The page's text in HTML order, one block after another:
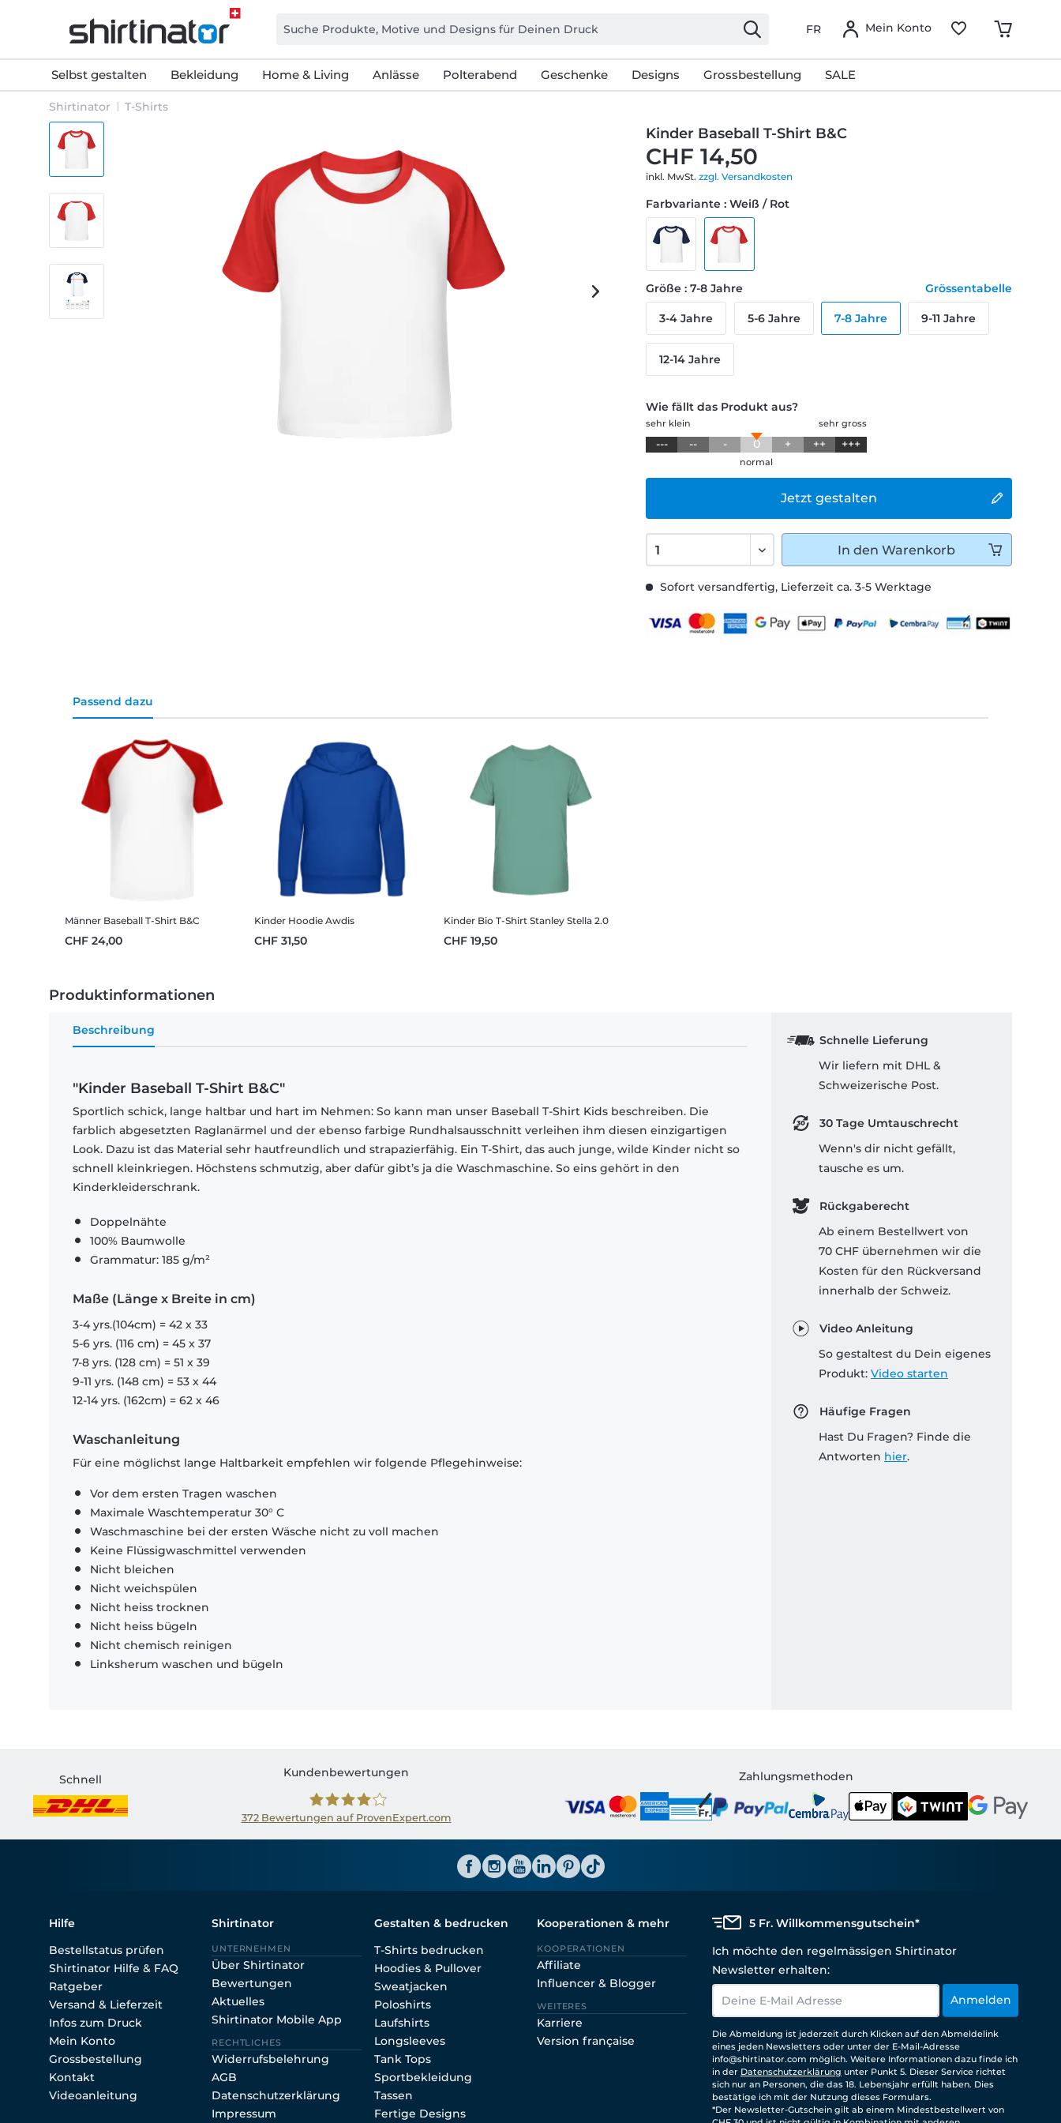
FR Mein Konto
Selbst gestalten Bekleidung Home & Living Anlässe Polterabend Geschenke Designs Grossbestellung SALE
Shirtinator T-Shirts
Kinder Baseball T-Shirt B&C
CHF 14,50
inkl. MwSt.zzgl. Versandkosten
Sofort versandfertig, Lieferzeit ca. 3-5 Werktage
Jetzt gestalten
Farbvariante : Weiß / Rot
Größe : 7-8 Jahre Grössentabelle
3-4 Jahre 5-6 Jahre 7-8 Jahre 9-11 Jahre
12-14 Jahre
Wie fällt das Produkt aus?
sehr gross
sehr klein
--- -- - 0 + ++ +++
normal
In den Warenkorb
Passend dazu
Männer Baseball T-Shirt B&C
CHF 24,00
Kinder Hoodie Awdis
CHF 31,50
Kinder Bio T-Shirt Stanley Stella 2.0
CHF 19,50
Produktinformationen
Beschreibung
"Kinder Baseball T-Shirt B&C"
Sportlich schick, lange haltbar und hart im Nehmen: So kann man unser Baseball T-Shirt Kids beschreiben. Die
farblich abgesetzten Raglanärmel und der ebenso farbige Rundhalsausschnitt verleihen ihm diesen einzigartigen
Look. Dazu ist das Material sehr hautfreundlich und strapazierfähig. Ein T-Shirt, das auch junge, wilde Kinder nicht so
schnell kleinkriegen. Höchstens schmutzig, aber dafür gibt’s ja die Waschmaschine. So eins gehört in den
Kinderkleiderschrank.
Doppelnähte
100% Baumwolle
Grammatur: 185 g/m²
Maße (Länge x Breite in cm)
3-4 yrs.(104cm) = 42 x 33
5-6 yrs. (116 cm) = 45 x 37
7-8 yrs. (128 cm) = 51 x 39
9-11 yrs. (148 cm) = 53 x 44
12-14 yrs. (162cm) = 62 x 46
Waschanleitung
Für eine möglichst lange Haltbarkeit empfehlen wir folgende Pflegehinweise:
Vor dem ersten Tragen waschen
Maximale Waschtemperatur 30° C
Waschmaschine bei der ersten Wäsche nicht zu voll machen
Keine Flüssigwaschmittel verwenden
Nicht bleichen
Nicht weichspülen
Nicht heiss trocknen
Nicht heiss bügeln
Nicht chemisch reinigen
Linksherum waschen und bügeln
Schnelle Lieferung
Wir liefern mit DHL &
Schweizerische Post.
30 Tage Umtauschrecht
Wenn's dir nicht gefällt,
tausche es um.
Rückgaberecht
Ab einem Bestellwert von
70 CHF übernehmen wir die
Kosten für den Rückversand
innerhalb der Schweiz.
Video Anleitung
So gestaltest du Dein eigenes
Produkt: Video starten
Häufige Fragen
Hast Du Fragen? Finde die
Antworten hier.
Schnell
Kundenbewertungen
372Bewertungen auf ProvenExpert.com
Zahlungsmethoden
Hilfe
Bestellstatus prüfen
Shirtinator Hilfe & FAQ
Ratgeber
Versand & Lieferzeit
Infos zum Druck
Mein Konto
Grossbestellung
Kontakt
Videoanleitung
Shirtinator
UNTERNEHMEN
Über Shirtinator
Bewertungen
Aktuelles
Shirtinator Mobile App
RECHTLICHES
Widerrufsbelehrung
AGB
Datenschutzerklärung
Impressum
Gestalten & bedrucken
T-Shirts bedrucken
Hoodies & Pullover
Sweatjacken
Poloshirts
Laufshirts
Longsleeves
Tank Tops
Sportbekleidung
Tassen
Fertige Designs
Kooperationen & mehr
KOOPERATIONEN
Affiliate
Influencer & Blogger
WEITERES
Karriere
Version française
5 Fr. Willkommensgutschein*
Ich möchte den regelmässigen Shirtinator
Newsletter erhalten:
Anmelden
Die Abmeldung ist jederzeit durch Klicken auf den Abmeldelink
eines jeden Newsletters oder unter der E-Mail-Adresse
info@shirtinator.com möglich. Weitere Informationen dazu finde ich
in der Datenschutzerklärung unter Punkt 5. Dieser Service richtet
sich nur an Personen, die das 18. Lebensjahr erfüllt haben. Dies
bestätige ich mit der Nutzung dieses Formulars.
*Der Newsletter-Gutschein gilt ab einem Mindestbestellwert von